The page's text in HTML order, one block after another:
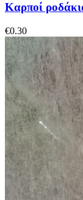
Καρποί
€0.30